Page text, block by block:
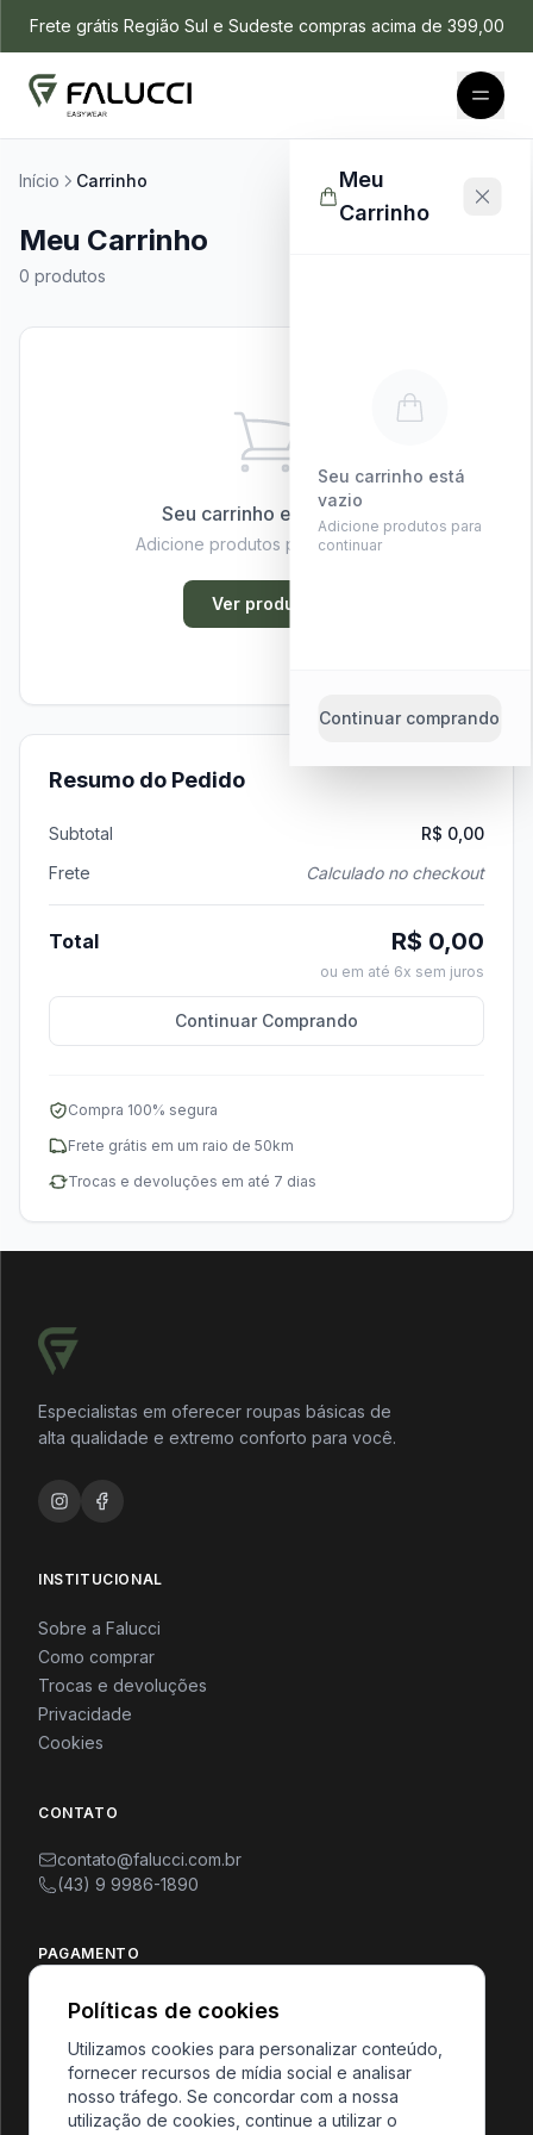
Frete grátis Região Sul e Sudeste compras acima de 399,00
CONFERIR
Roupa Íntima
CONFERIR
Feminino
CONFERIR
Masculino
Meu
Carrinho
Seu carrinho está
vazio
Adicione produtos para
continuar
Continuar comprando
Pesquisar produtos
Início Carrinho
Meu Carrinho
0 produtos
Seu carrinho está vazio
Adicione produtos para continuar
Ver produtos
Resumo do Pedido
Subtotal
R$ 0,00
Frete
Calculado no checkout
Total R$ 0,00
ou em até 6x sem juros
Continuar Comprando
Compra 100% segura
Frete grátis em um raio de 50km
Trocas e devoluções em até 7 dias
Especialistas em oferecer roupas básicas de
alta qualidade e extremo conforto para você.
INSTITUCIONAL
Sobre a Falucci
Como comprar
Trocas e devoluções
Privacidade
Cookies
CONTATO
contato@falucci.com.br
(43) 9 9986-1890
PAGAMENTO
SEGURANÇA